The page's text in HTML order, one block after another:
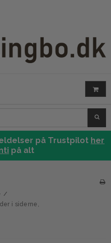
SØG
på Trustpilot her
på alt
/
i siderne,